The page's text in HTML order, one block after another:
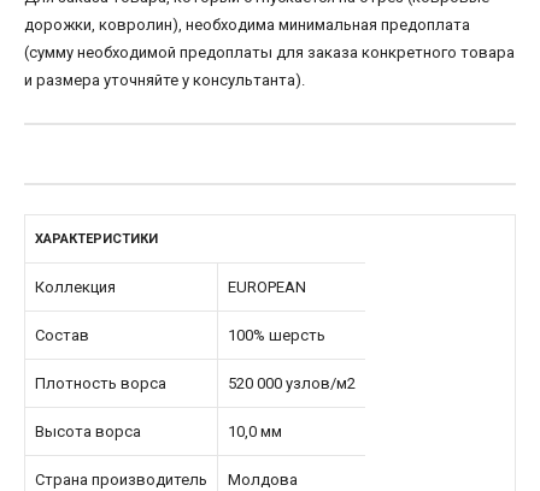
дорожки, ковролин), необходима минимальная предоплата
(сумму необходимой предоплаты для заказа конкретного товара
и размера уточняйте у консультанта).
ХАРАКТЕРИСТИКИ
Коллекция EUROPEAN
Состав 100% шерсть
Плотность ворса 520 000 узлов/м2
Высота ворса 10,0 мм
Страна производитель Молдова